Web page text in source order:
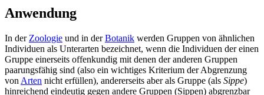
Anwendung
In der Zoologie und in derBotanik werden Gruppen von ähnlichen
Individuen als Unterarten bezeichnet, wenn die Individuen der einen
Gruppe einerseits offenkundig mit denen der anderen Gruppen
paarungsfähig sind (also ein wichtiges Kriterium der Abgrenzung
von Arten nicht erfüllen), andererseits aber als Gruppe (als Sippe)
hinreichend eindeutig gegen andere Gruppen (Sippen) abgrenzbar